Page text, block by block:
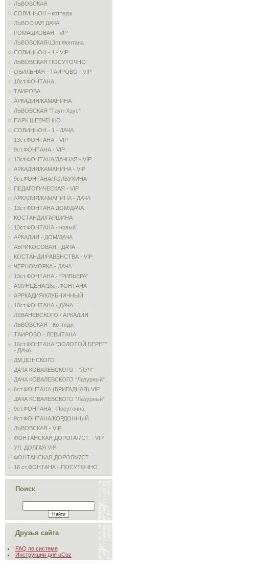
ЛЬВОВСКАЯ
СОВИНЬОН - коттедж
ЛЬВОСКАЯ ДАЧА
РОМАШКОВАЯ - VIP
ЛЬВОВСКАЯ/13ст.Фонтана
СОВИНЬОН - 1 - VIP
ЛЬВОВСКАЯ ПОСУТОЧНО
ОБИЛЬНАЯ - ТАИРОВО - VIP
10ст.ФОНТАНА
ТАИРОВА
АРКАДИЯ/КАМАНИНА
ЛЬВОВСКАЯ "Таун-Хаус"
ПАРК ШЕВЧЕНКО
СОВИНЬОН - 1 - ДАЧА
13ст.ФОНТАНА - VIP
9ст.ФОНТАНА - VIP
13ст.ФОНТАНА/ДАЧНАЯ - VIP
АРКАДИЯ/КАМАНИНА - VIP
9ст.ФОНТАНА/ТОЛБУХИНА
ПЕДАГОГИЧЕСКАЯ - VIP
АРКАДИЯ/КАМАНИНА - ДАЧА
13ст.ФОНТАНА ДОМ/ДАЧА
КОСТАНДИ/ГАРШИНА
13ст.ФОНТАНА - новый
АРКАДИЯ - ДОМ/ДАЧА
АБРИКОСОВАЯ - ДАЧА
КОСТАНДИ/РАВЕНСТВА - VIP
ЧЕРНОМОРКА - ДАЧА
13ст.ФОНТАНА - "РИВЬЕРА"
АМУНЦЕНА/16ст.ФОНТАНА
АРРКАДИЯ/КЛУБНИЧНЫЙ
10ст.ФОНТАНА - ДАЧА
ЛЕВАНЕВСКОГО / АРКАДИЯ
ЛЬВОВСКАЯ - Коттедж
ТАИРОВО - ЛЕВИТАНА
16ст.ФОНТАНА "ЗОЛОТОЙ БЕРЕГ"
- ДАЧА
ДМ.ДОНСКОГО
ДАЧА КОВАЛЕВСКОГО - "ЛУЧ"
ДАЧА КОВАЛЕВСКОГО "Лазурный"
6ст.ФОНТАНА (БРИГАДНАЯ) VIP
ДАЧА КОВАЛЕВСКОГО "Лазурный"
9ст.ФОНТАНА - Посуточно
9ст.ФОНТАНА/КОРДОННЫЙ
ЛЬВОВСКАЯ - VIP
ФОНТАНСКАЯ ДОРОГА/7СТ. - VIP
УЛ. ДОЛГАЯ VIP
ФОНТАНСКАЯ ДОРОГА/7СТ.
16 ст.ФОНТАНА - ПОСУТОЧНО
Поиск
Друзья сайта
FAQ по системе
Инструкции для uCoz